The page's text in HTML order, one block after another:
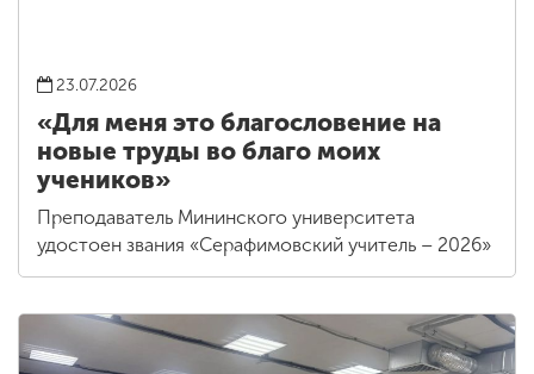
23.07.2026
«Для меня это благословение на
новые труды во благо моих
учеников»
Преподаватель Мининского университета
удостоен звания «Серафимовский учитель – 2026»